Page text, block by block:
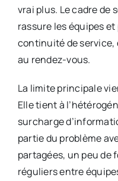
vrai plus. Le cadre de
rassure les équipes
continuité de service,
au rendez-vous.
La limite principale
Elle tient à
surcharge
partie du problème
partagées, un peu de
réguliers entre